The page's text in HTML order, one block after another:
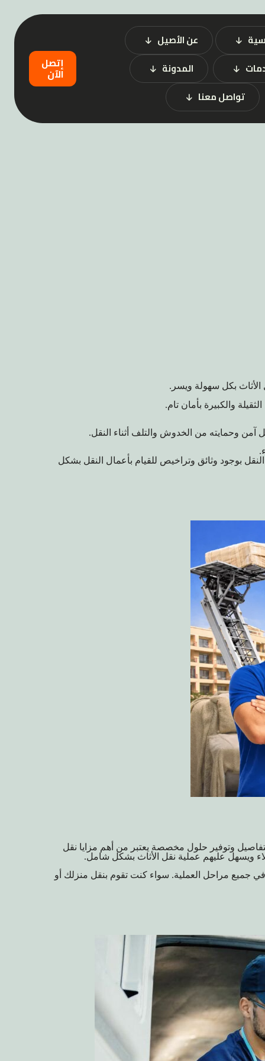
عن الأصيل
المدونة
تواصل معنا
إتصل
الآن
الأثاث بكل سهولة ويسر.
والكبيرة بأمان تام.
وحمايته من الخدوش والتلف أثناء النقل.
بوجود وثائق وتراخيص للقيام بأعمال النقل بشكل
وتوفير حلول مخصصة يعتبر من أهم مزايا نقل
ويسهل عليهم عملية نقل الأثاث بشكل شامل.
في جميع مراحل العملية. سواء كنت تقوم بنقل منزلك أو